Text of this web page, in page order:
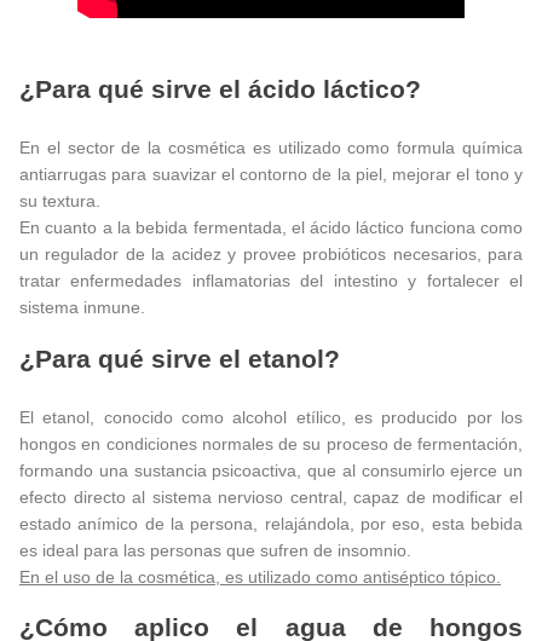
¿Para qué sirve el ácido láctico?
En el sector de la cosmética es utilizado como formula química
antiarrugas para suavizar el contorno de la piel, mejorar el tono y
su textura.
En cuanto a la bebida fermentada, el ácido láctico funciona como
un regulador de la acidez y provee probióticos necesarios, para
tratar enfermedades inflamatorias del intestino y fortalecer el
sistema inmune.
¿Para qué sirve el etanol?
El etanol, conocido como alcohol etílico, es producido por los
hongos en condiciones normales de su proceso de fermentación,
formando una sustancia psicoactiva, que al consumirlo ejerce un
efecto directo al sistema nervioso central, capaz de modificar el
estado anímico de la persona, relajándola, por eso, esta bebida
es ideal para las personas que sufren de insomnio.
En el uso de la cosmética, es utilizado como antiséptico tópico.
¿Cómo aplico el agua de hongos